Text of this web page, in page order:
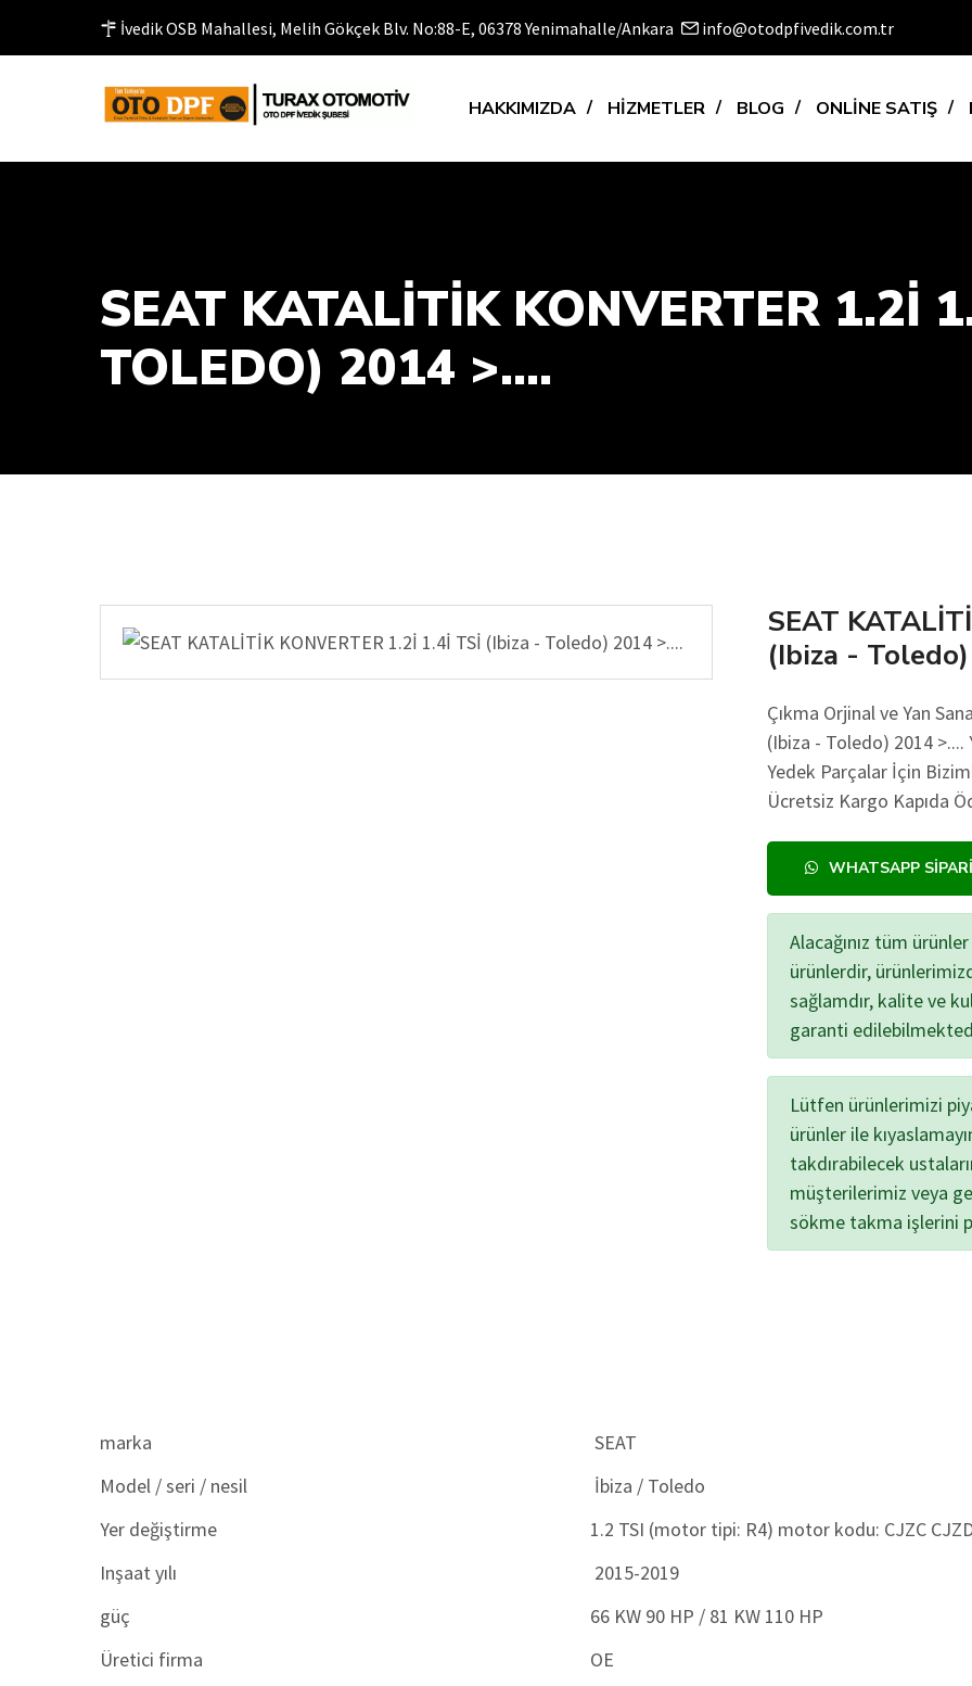
İvedik OSB Mahallesi, Melih Gökçek Blv. No:88-E, 06378 Yenimahalle/Ankara info@otodpfivedik.com.tr
HAKKIMIZDA HİZMETLER BLOG ONLİNE SATIŞ
SEAT KATALİTİK KONVERTER 1.2İ
TOLEDO) 2014 >....
SEAT
(Ibiza -
Çıkma Orjinal ve Yan
(Ibiza - Toledo) 2014 >....
Yedek Parçalar İçin
Ücretsiz Kargo Kapıda
WHATSAPP
Alacağınız tüm
ürünlerdir,
sağlamdır, kalite ve
garanti
Lütfen ürünlerimizi
ürünler ile
takdırabilecek
müşterilerimiz veya
sökme takma işlerini
marka
SEAT
Model / seri / nesil
İbiza / Toledo
Yer değiştirme
1.2 TSI (motor tipi: R4) motor kodu: CJZC
Inşaat yılı
2015-2019
güç
66 KW 90 HP / 81 KW 110 HP
Üretici firma
OE